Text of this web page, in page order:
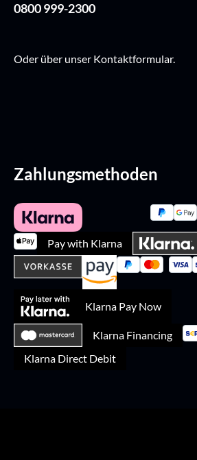
0800 999-2300
Oder über unser Kontaktformular.
Zahlungsmethoden
Pay with Klarna
Klarna Pay Now
Klarna Financing
Klarna Direct Debit